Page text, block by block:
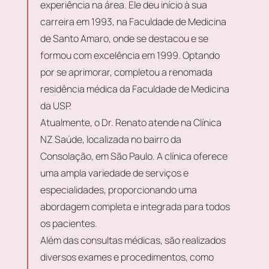
experiência na área. Ele deu início à sua
carreira em 1993, na Faculdade de Medicina
de Santo Amaro, onde se destacou e se
formou com excelência em 1999. Optando
por se aprimorar, completou a renomada
residência médica da Faculdade de Medicina
da USP.
Atualmente, o Dr. Renato atende na Clínica
NZ Saúde, localizada no bairro da
Consolação, em São Paulo. A clínica oferece
uma ampla variedade de serviços e
especialidades, proporcionando uma
abordagem completa e integrada para todos
os pacientes.
Além das consultas médicas, são realizados
diversos exames e procedimentos, como